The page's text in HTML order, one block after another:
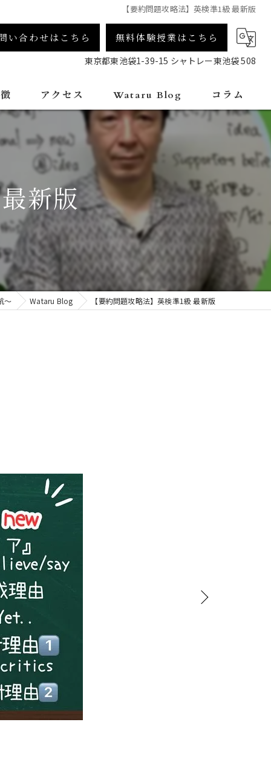
【要約問題攻略法】英検準1級 最新版
い合わせはこちら
無料体験授業はこちら
東京都東池袋1-39-15 シャトレー東池袋 508
アクセス Wataru Blog コラム
新版
～ Wataru Blog 【要約問題攻略法】英検準1級 最新版